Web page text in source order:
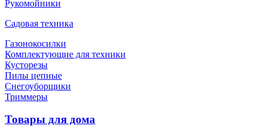
Рукомойники
Садовая техника
Газонокосилки
Комплектующие для техники
Кусторезы
Пилы цепные
Снегоуборщики
Триммеры
Товары для дома